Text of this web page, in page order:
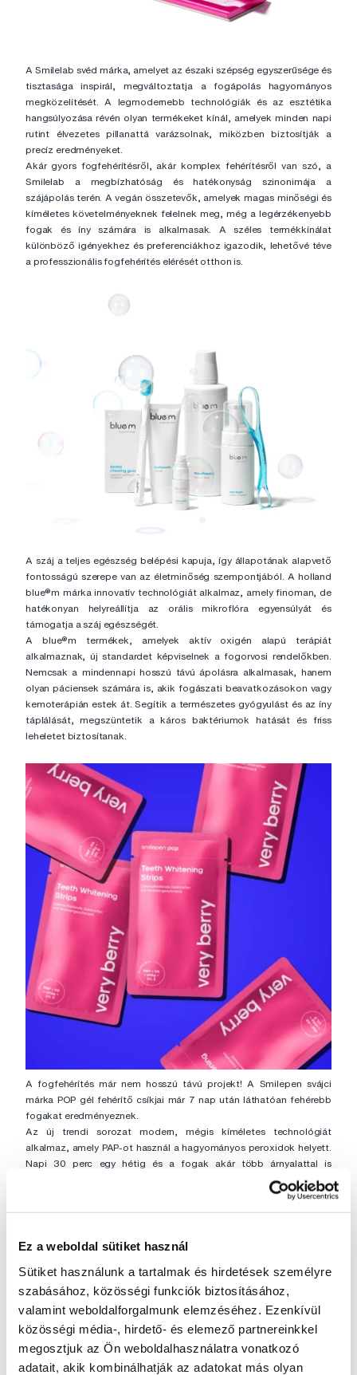
Ez a weboldal sütiket használ
Sütiket használunk a tartalmak és hirdetések személyre
szabásához, közösségi funkciók biztosításához,
valamint weboldalforgalmunk elemzéséhez. Ezenkívül
közösségi média-, hirdető- és elemező partnereinkkel
megosztjuk az Ön weboldalhasználatra vonatkozó
adatait, akik kombinálhatják az adatokat más olyan
A Smilelab svéd márka, amelyet az északi szépség egyszerűsége és
tisztasága inspirál, megváltoztatja a fogápolás hagyományos
megközelítését. A legmodernebb technológiák és az esztétika
hangsúlyozása révén olyan termékeket kínál, amelyek minden napi
rutint élvezetes pillanattá varázsolnak, miközben biztosítják a
precíz eredményeket.
Akár gyors fogfehérítésről, akár komplex fehérítésről van szó, a
Smilelab a megbízhatóság és hatékonyság szinonimája a
szájápolás terén. A vegán összetevők, amelyek magas minőségi és
kíméletes követelményeknek felelnek meg, még a legérzékenyebb
fogak és íny számára is alkalmasak. A széles termékkínálat
különböző igényekhez és preferenciákhoz igazodik, lehetővé téve
a professzionális fogfehérítés elérését otthon is.
A száj a teljes egészség belépési kapuja, így állapotának alapvető
fontosságú szerepe van az életminőség szempontjából. A holland
blue®m márka innovatív technológiát alkalmaz, amely finoman, de
hatékonyan helyreállítja az orális mikroflóra egyensúlyát és
támogatja a száj egészségét.
A blue®m termékek, amelyek aktív oxigén alapú terápiát
alkalmaznak, új standardet képviselnek a fogorvosi rendelőkben.
Nemcsak a mindennapi hosszú távú ápolásra alkalmasak, hanem
olyan páciensek számára is, akik fogászati beavatkozásokon vagy
kemoterápián estek át. Segítik a természetes gyógyulást és az íny
táplálását, megszüntetik a káros baktériumok hatását és friss
leheletet biztosítanak.
A fogfehérítés már nem hosszú távú projekt! A Smilepen svájci
márka POP gél fehérítő csíkjai már 7 nap után láthatóan fehérebb
fogakat eredményeznek.
Az új trendi sorozat modern, mégis kíméletes technológiát
alkalmaz, amely PAP-ot használ a hagyományos peroxidok helyett.
Napi 30 perc egy hétig és a fogak akár több árnyalattal is
világosabbá válnak. A fehérítő gél hidroxiapatitot tartalmaz, amely
erősíti a fogzománcot, hialuronsavat az íny regenerálására és E-
vitamint az általános szájhigiénia támogatására. A Smilepen 5
alkalmazást.